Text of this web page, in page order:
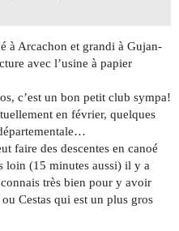
à Arcachon et grandi à Gujan-
avec l’usine à papier
c’est un bon petit club sympa!
en février, quelques
faire des descentes en canoé
loin (15 minutes aussi) il y a
très bien pour y avoir
Cestas qui est un plus gros